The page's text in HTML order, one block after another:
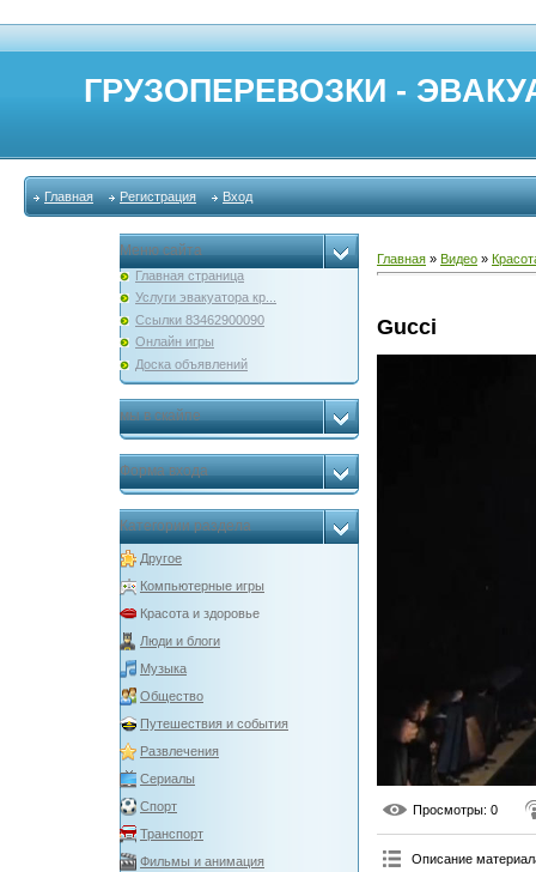
ГРУЗОПЕРЕВОЗКИ -
Главная Регистрация Вход
Меню сайта
Главная страница
Услуги эвакуатора кр...
Ссылки 83462900090
Онлайн игры
Доска объявлений
мы в скайпе
Форма входа
Категории раздела
Другое
Компьютерные игры
Красота и здоровье
Люди и блоги
Музыка
Общество
Путешествия и события
Развлечения
Сериалы
Спорт
Транспорт
Фильмы и анимация
Главная » Видео »
Gucci
Просмотры: 0
Описание